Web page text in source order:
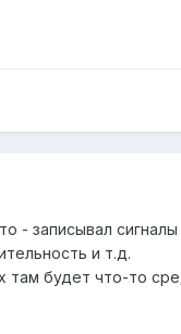
записывал сигналы
и т.д.
там будет что-то